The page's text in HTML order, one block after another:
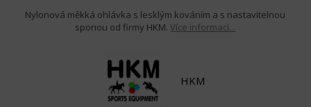
Nylonová měkká ohlávka s lesklým kováním a s nastavitelnou
sponou od firmy HKM.Více informací...
HKM